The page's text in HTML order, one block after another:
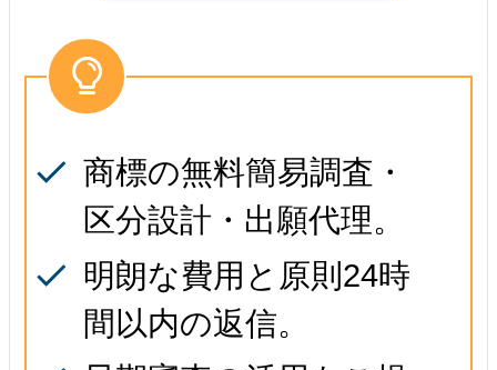
商標の無料簡易調査・
区分設計・出願代理。
明朗な費用と原則24時
間以内の返信。